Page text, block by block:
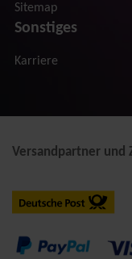
Sitemap
Sonstiges
Karriere
Versandpartner und